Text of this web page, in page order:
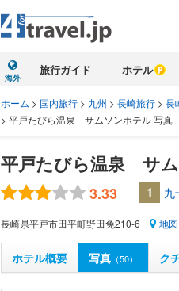
海外
旅行ガイド ホテル
ホーム > 国内旅行 > 九州 > 長崎旅行 > 長
> 平戸たびら温泉 サムソンホテル 写真
平戸たびら温泉 サ
3.33 1 九
長崎県平戸市田平町野田免210-6 地図
ホテル概要 写真 （50） ク